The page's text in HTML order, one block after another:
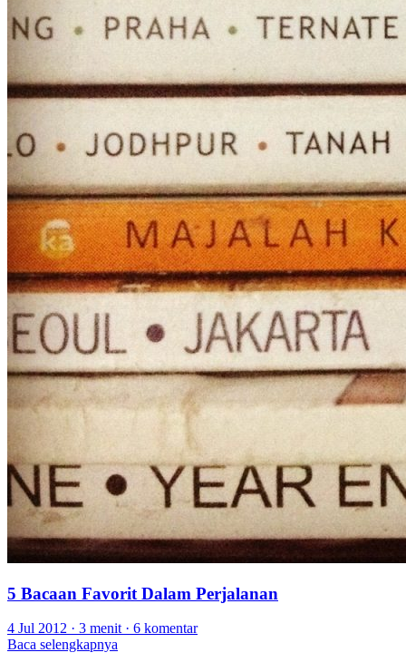
5 Bacaan Favorit Dalam Perjalanan
4 Jul 2012 · 3 menit · 6 komentar
Baca selengkapnya